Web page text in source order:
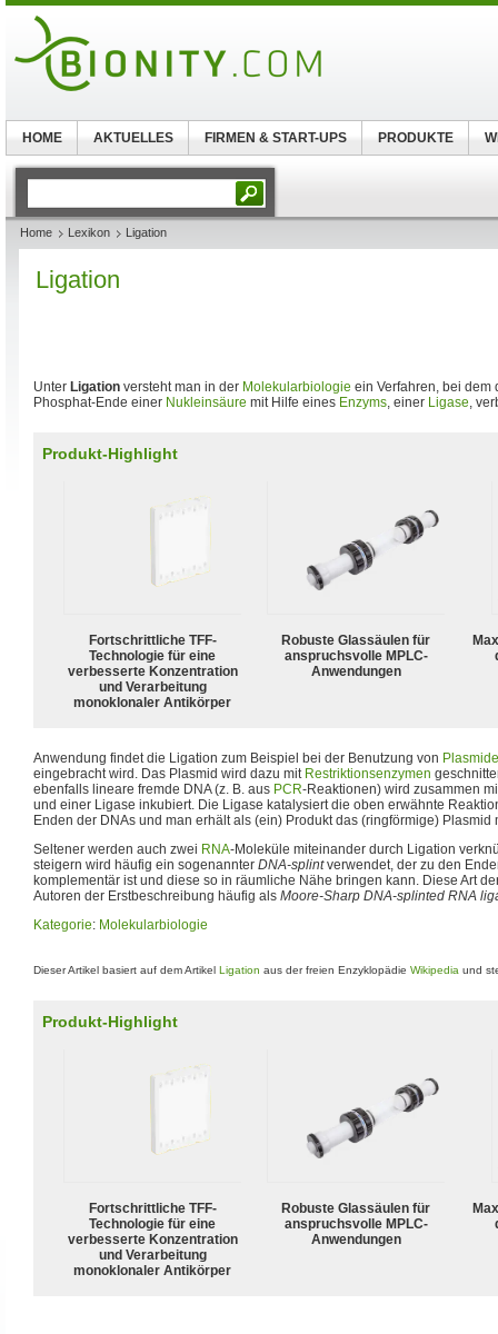
Home Lexikon Ligation
Ligation
Unter Ligation versteht man in der Molekularbiologie ein Verfahren, bei dem
Phosphat-Ende einer Nukleinsäure mit Hilfe eines Enzyms, einer Ligase,
Produkt-Highlight
Fortschrittliche TFF-
Technologie für eine
verbesserte Konzentration
und Verarbeitung
monoklonaler Antikörper
Robuste Glassäulen für
anspruchsvolle MPLC-
Anwendungen
Anwendung findet die Ligation zum Beispiel bei der Benutzung von
eingebracht wird. Das Plasmid wird dazu mit Restriktionsenzymen
ebenfalls lineare fremde DNA (z. B. aus PCR-Reaktionen) wird zusammen
und einer Ligase inkubiert. Die Ligase katalysiert die oben erwähnte
Enden der DNAs und man erhält als (ein) Produkt das (ringförmige) Plasmid
Seltener werden auch zwei RNA-Moleküle miteinander durch Ligation
steigern wird häufig ein sogenannter DNA-splintverwendet, der zu den
komplementär ist und diese so in räumliche Nähe bringen kann. Diese Art
Autoren der Erstbeschreibung häufig als Moore-Sharp DNA-splinted RNA
Kategorie: Molekularbiologie
Dieser Artikel basiert auf dem Artikel Ligation aus der freien Enzyklopädie Wikipedia und
Produkt-Highlight
Fortschrittliche TFF-
Technologie für eine
verbesserte Konzentration
und Verarbeitung
monoklonaler Antikörper
Robuste Glassäulen für
anspruchsvolle MPLC-
Anwendungen
HOME AKTUELLES FIRMEN & START-UPS PRODUKTE